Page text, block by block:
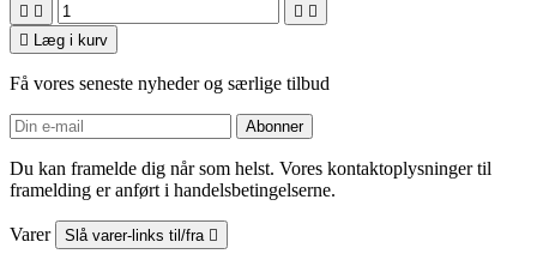
   
 Læg i kurv
Få vores seneste nyheder og særlige tilbud
Du kan framelde dig når som helst. Vores kontaktoplysninger til
framelding er anført i handelsbetingelserne.
Varer Slå varer-links til/fra 